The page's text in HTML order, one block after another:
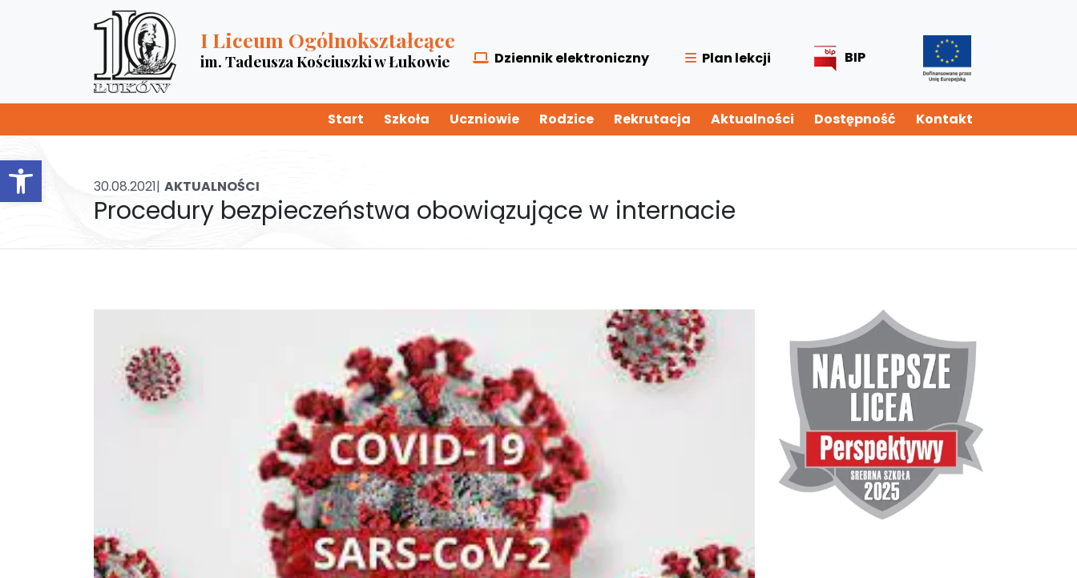
Otwórz pasek narzędzi
I Liceum Ogólnokształcące
im. Tadeusza Kościuszki w Łukowie Dziennik elektroniczny Plan lekcji BIP
Start Szkoła Uczniowie Rodzice Rekrutacja Aktualności Dostępność Kontakt
30.08.2021| AKTUALNOŚCI
Procedury bezpieczeństwa obowiązujące w internacie